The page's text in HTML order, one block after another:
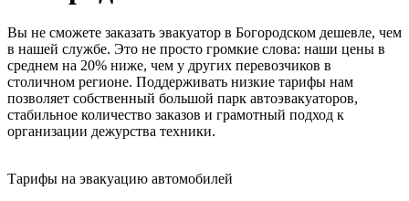
Вы не сможете заказать эвакуатор в Богородском дешевле, чем
в нашей службе. Это не просто громкие слова: наши цены в
среднем на 20% ниже, чем у других перевозчиков в
столичном регионе. Поддерживать низкие тарифы нам
позволяет собственный большой парк автоэвакуаторов,
стабильное количество заказов и грамотный подход к
организации дежурства техники.
Тарифы на эвакуацию автомобилей